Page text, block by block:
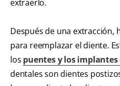
extraerlo.
Después de una extracción,
para reemplazar el diente.
los puentes y los
dentales son dientes